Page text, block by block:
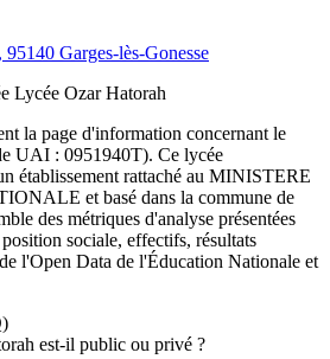
, 95140 Garges-lès-Gonesse
Lycée Ozar Hatorah
la page d'information concernant le
UAI : 0951940T). Ce lycée
établissement rattaché au MINISTERE
et basé dans la commune de
des métriques d'analyse présentées
sociale, effectifs, résultats
l'Open Data de l'Éducation Nationale et
est-il public ou privé ?